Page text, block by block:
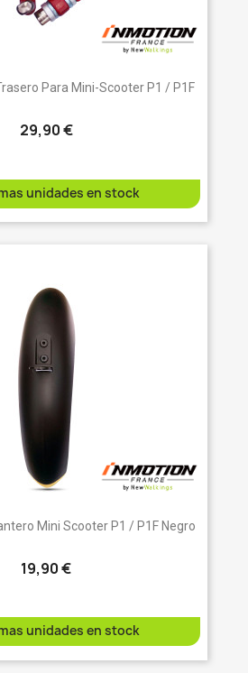
Para Mini-Scooter P1 / P1F
29,90 €
unidades en stock
Mini Scooter P1 / P1F Negro
19,90 €
unidades en stock